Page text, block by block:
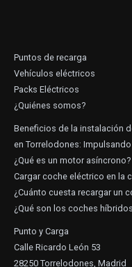
Puntos de recarga
Vehículos eléctricos
Packs Eléctricos
¿Quiénes somos?
Beneficios de la instalación
en Torrelodones:
¿Qué es un motor asíncrono?
Cargar coche eléctrico en la
¿Cuánto cuesta recargar un
¿Qué son los coches
Punto y Carga
Calle Ricardo León 53
28250 Torrelodones, Madrid